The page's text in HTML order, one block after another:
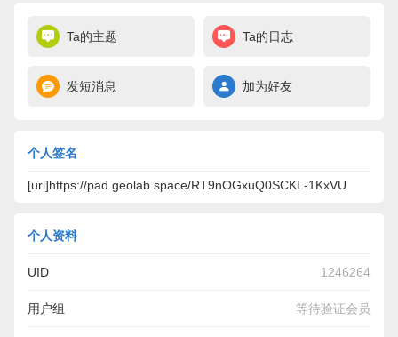
Ta的主题 Ta的日志
发短消息 加为好友
个人签名
[url]https://pad.geolab.space/RT9nOGxuQ0SCKL-1KxVU
个人资料
UID 1246264
用户组 等待验证会员